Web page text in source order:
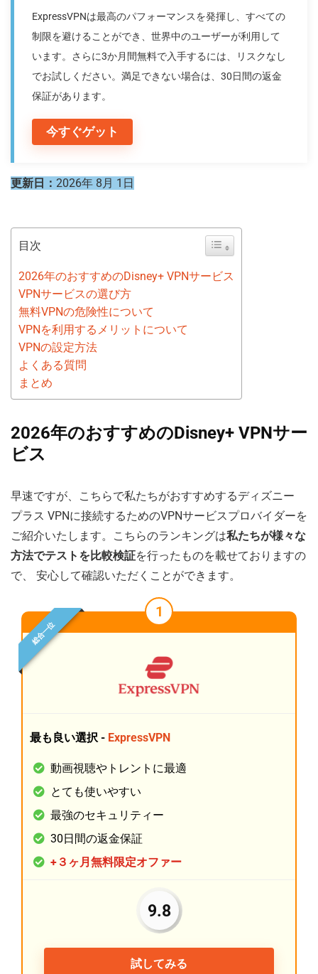
今すぐゲット
ExpressVPNは最高のパフォーマンスを発揮し、すべての
制限を避けることができ、世界中のユーザーが利用して
います。さらに3か月間無料で入手するには、リスクなし
でお試しください。満足できない場合は、30日間の返金
保証があります。
更新日： 2026年 8月 1日
目次
2026年のおすすめのDisney+ VPNサービス
VPNサービスの選び方
無料VPNの危険性について
VPNを利用するメリットについて
VPNの設定方法
よくある質問
まとめ
2026年のおすすめのDisney+ VPNサー
ビス
早速ですが、こちらで私たちがおすすめするディズニー
プラス VPNに接続するためのVPNサービスプロバイダーを
ご紹介いたします。こちらのランキングは私たちが様々な
方法でテストを比較検証を行ったものを載せておりますの
で、 安心して確認いただくことができます。
総合一位
1
最も良い選択 - ExpressVPN
動画視聴やトレントに最適
とても使いやすい
最強のセキュリティー
30日間の返金保証
+３ヶ月無料限定オファー
9.8
試してみる